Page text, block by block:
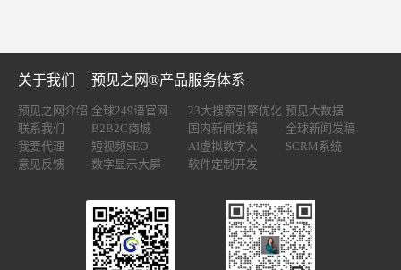
关于我们
预见之网介绍
联系我们
我要代理
意见反馈
预见之网®产品服务体系
全球249语官网 23大搜索引擎优化 预见大数据
B2B2C商城
国内新闻发稿
全球新闻发稿
短视频SEO
AI虚拟数字人
SCRM系统
数字显示大屏
软件定制开发